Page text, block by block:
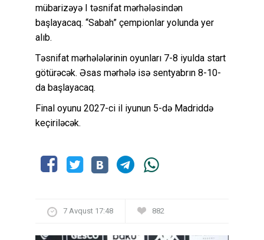
mübarizəyə I təsnifat mərhələsindən
başlayacaq. “Sabah” çempionlar yolunda yer
alıb.
Təsnifat mərhələlərinin oyunları 7-8 iyulda start
götürəcək. Əsas mərhələ isə sentyabrın 8-10-
da başlayacaq.
Final oyunu 2027-ci il iyunun 5-də Madriddə
keçiriləcək.
7 Avqust 17:48 882